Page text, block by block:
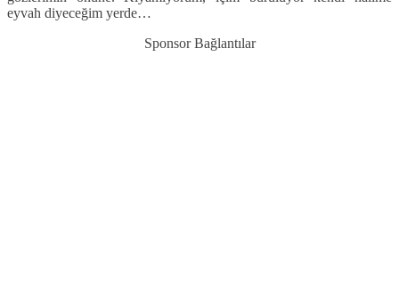
eyvah diyeceğim yerde…
Sponsor Bağlantılar